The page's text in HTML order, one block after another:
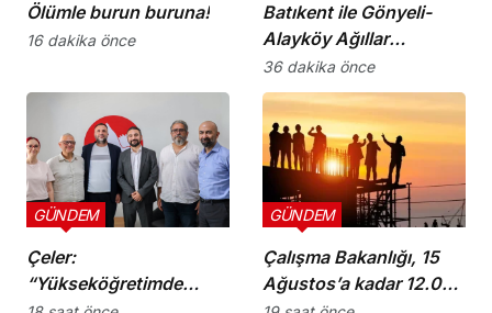
Ölümle burun buruna!
16 dakika önce
Batıkent ile Gönyeli-
Alayköy Ağıllar
bölgesinde yarın 6
saatlik elektrik kesintisi
36 dakika önce
Çeler:
“Yükseköğretimde
GÜNDEM
Çalışma Bakanlığı, 15
Ağustos’a kadar 12.00-
GÜNDEM